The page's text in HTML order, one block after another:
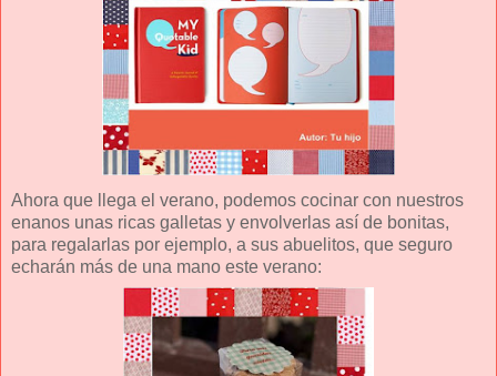
Ahora que llega el verano, podemos cocinar con nuestros
enanos unas ricas galletas y envolverlas así de bonitas,
para regalarlas por ejemplo, a sus abuelitos, que seguro
echarán más de una mano este verano: